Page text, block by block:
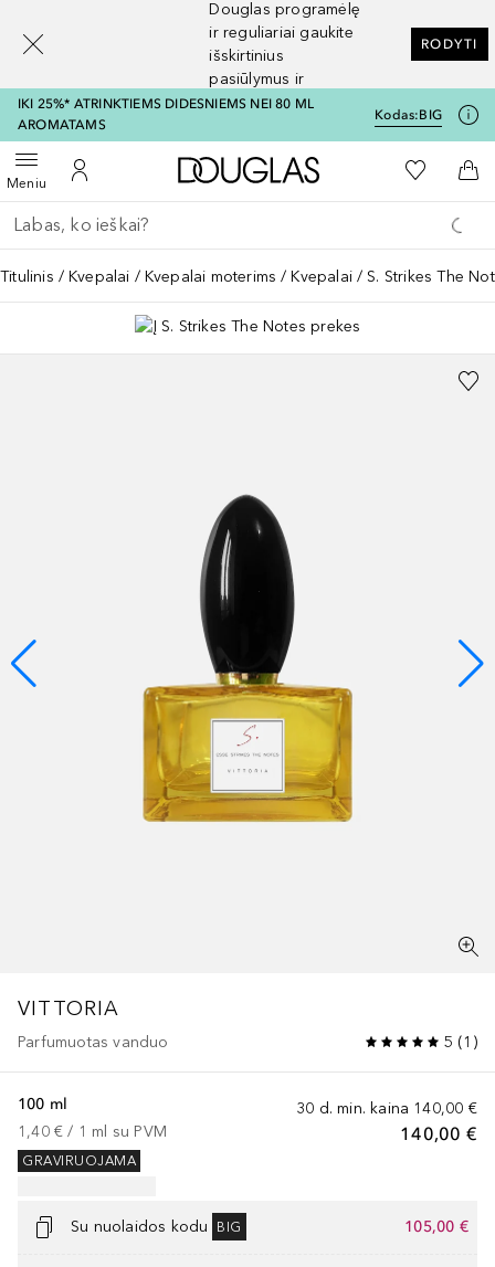
Douglas programėlę
ir reguliariai gaukite
išskirtinius
pasiūlymus ir
nuolaidas
RODYTI
IKI 25%* ATRINKTIEMS DIDESNIEMS NEI 80 ML
AROMATAMS
Kodas:BIG
MeniuAtidaryti meniuĮ mano paskyrą
Į Douglas pagrindinį
Į mano
Į
Grįžk atgal
Vykdykite paiešką
Titulinis Kvepalai Kvepalai moterims Kvepalai S. Strikes The
VITTORIA
Parfumuotas vanduo 5 (1 )
30 d. min. kaina 140,00 €
140,00 €
100 ml
1,40 € / 1 ml su PVM
GRAVIRUOJAMA
Su nuolaidos kodu BIG 105,00 €
[navigation.slideout.screenreader]